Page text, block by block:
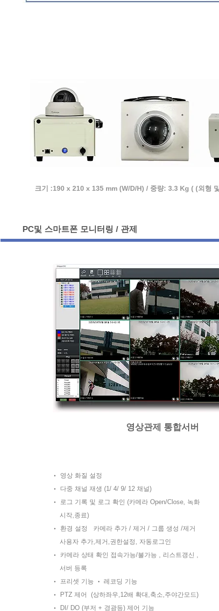
크기 :190 x 210 x 135 mm (W/D/H) / 중량: 3.3 Kg ( (외형
PC및 스마트폰 모니터링 / 관제
​영상관제 통합서버
•
영상 화질 설정
•
다중 채널 재생 (1/ 4/ 9/ 12 채널)
•
로그 기록 및 로그 확인 (카메라 Open/Close, 녹화
시작,종료)
•
환경 설정 카메라 추가 / 제거 / 그룹 생성 /제거
사용자 추가,제거,권한설정, 자동로그인
•
카메라 상태 확인 접속가능/불가능 , 리스트갱신 ,
서버 등록
•
프리셋 기능 • 레코딩 기능
•
PTZ 제어 (상하좌우,12배 확대,축소,주야간모드)
•
DI/ DO (부저 + 경광등) 제어 기능